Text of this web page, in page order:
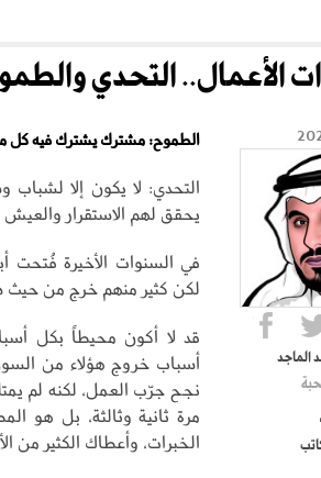
الأعمال.. التحدي
الماجد
الطموح: مشترك يشترك فيه كل
التحدي: لا يكون إلا
يحقق لهم الاستقرار والعيش
في السنوات الأخيرة فُتحت
لكن كثير منهم خرج من حيث
قد لا أكون محيطاً بكل
أسباب خروج هؤلاء من
نجح جرّب العمل، لكنه لم
مرة ثانية وثالثة، بل هو
الخبرات، وأعطاك الكثير من